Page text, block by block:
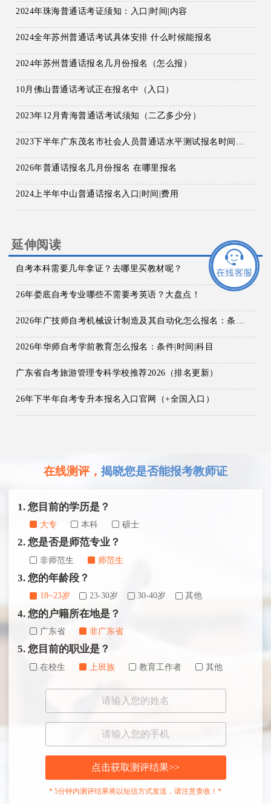
2024年珠海普通话考证须知：入口|时间|内容
2024全年苏州普通话考试具体安排 什么时候能报名
2024年苏州普通话报名几月份报名（怎么报）
10月佛山普通话考试正在报名中（入口）
2023年12月青海普通话考试须知（二乙多少分）
2023下半年广东茂名市社会人员普通话水平测试报名时间及考试时间安排 8月30日起报考
2026年普通话报名几月份报名 在哪里报名
2024上半年中山普通话报名入口|时间|费用
延伸阅读
自考本科需要几年拿证？去哪里买教材呢？
26年娄底自考专业哪些不需要考英语？大盘点！
2026年广技师自考机械设计制造及其自动化怎么报名：条件|时间|科目
2026年华师自考学前教育怎么报名：条件|时间|科目
广东省自考旅游管理专科学校推荐2026（排名更新）
26年下半年自考专升本报名入口官网（+全国入口）
在线测评， 揭晓您是否能报考教师证
1. 您目前的学历是？
大专 本科 硕士
2. 您是否是师范专业？
非师范生 师范生
3. 您的年龄段？
18~23岁 23-30岁 30-40岁 其他
4. 您的户籍所在地是？
广东省 非广东省
5. 您目前的职业是？
在校生 上班族 教育工作者 其他
点击获取测评结果>>
* 5分钟内测评结果将以短信方式发送，请注意查收！*